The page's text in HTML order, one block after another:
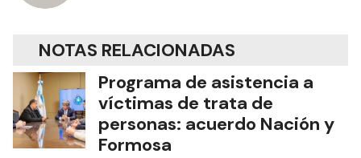
NOTAS RELACIONADAS
Programa de asistencia a
víctimas de trata de
personas: acuerdo Nación y
Formosa